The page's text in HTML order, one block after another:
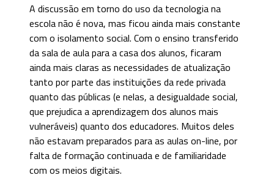
A discussão em torno do uso da tecnologia na
escola não é nova, mas ficou ainda mais constante
com o isolamento social. Com o ensino transferido
da sala de aula para a casa dos alunos, ficaram
ainda mais claras as necessidades de atualização
tanto por parte das instituições da rede privada
quanto das públicas (e nelas, a desigualdade social,
que prejudica a aprendizagem dos alunos mais
vulneráveis) quanto dos educadores. Muitos deles
não estavam preparados para as aulas on-line, por
falta de formação continuada e de familiaridade
com os meios digitais.